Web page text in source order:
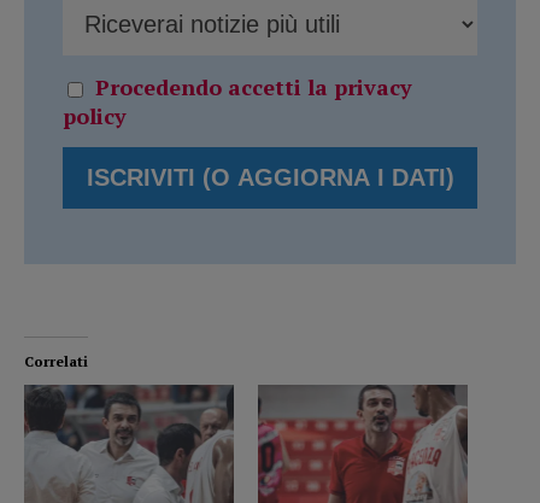
Procedendo accetti la privacy
policy
Correlati